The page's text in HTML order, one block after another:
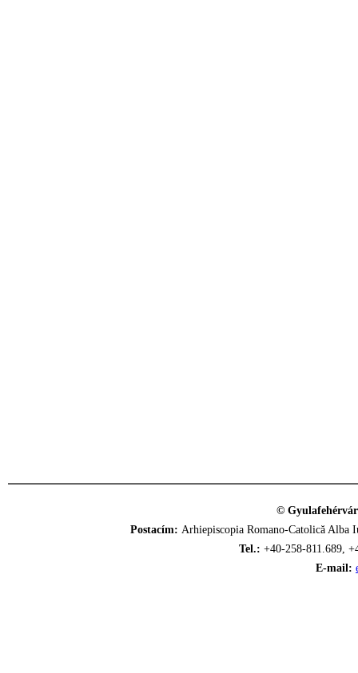
©
Postacím: Arhiepiscopia Romano-Catolică
Tel.: +40-258-811.689,
E-mail: